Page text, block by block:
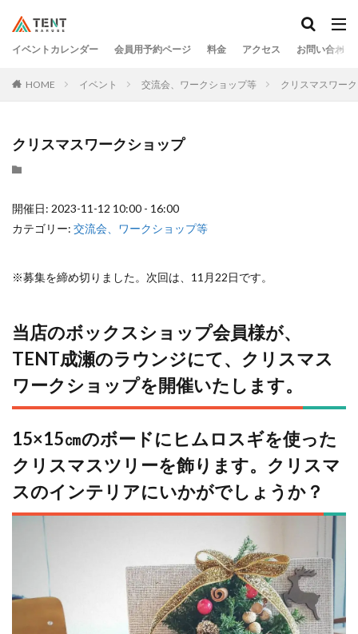
イベントカレンダー 会員用予約ページ 料金 アクセス お問い合わせ
HOME イベント 交流会、ワークショップ等 クリスマスワー
クリスマスワークショップ
開催日: 2023-11-12 10:00 - 16:00
カテゴリー: 交流会、ワークショップ等
※募集を締め切りました。次回は、11月22日です。
当店のボックスショップ会員様が、
TENT成瀬のラウンジにて、クリスマス
ワークショップを開催いたします。
15×15㎝のボードにヒムロスギを使った
クリスマスツリーを飾ります。クリスマ
スのインテリアにいかがでしょうか？